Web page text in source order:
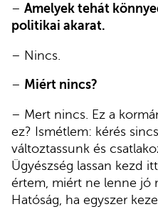
– Amelyek tehát
politikai akarat.
– Nincs.
– Miért nincs?
– Mert nincs. Ez a
ez? Ismétlem: kérés
változtassunk és
Ügyészség lassan kezd
értem, miért ne lenne jó
Hatóság, ha egyszer